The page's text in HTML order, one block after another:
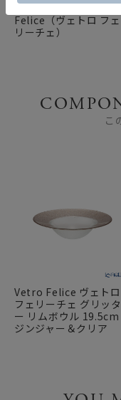
幸せのガラスVetro
Felice（ヴェトロ フェ
リーチェ）
こ
Vetro Felice ヴェトロ
フェリーチェ グリッタ
ー リムボウル 19.5cm
ジンジャー＆クリア